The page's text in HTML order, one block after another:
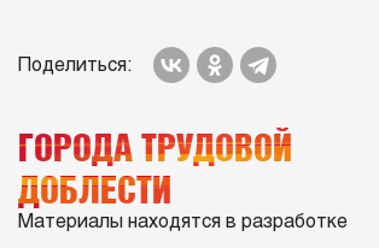
Поделиться:
ГОРОДА ТРУДОВОЙ
ДОБЛЕСТИ
Материалы находятся в разработке